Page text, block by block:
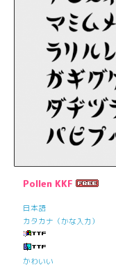
Pollen KKF
日本語
カタカナ（かな入力）
かわいい